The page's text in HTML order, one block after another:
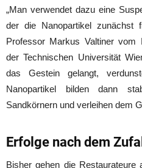
„Man verwendet dazu eine
der die Nanopartikel zunächst
Professor Markus Valtiner vom
der Technischen Universität
das Gestein gelangt,
Nanopartikel bilden dann
Sandkörnern und verleihen dem
Erfolge nach dem
Bisher gehen die Restaurateure